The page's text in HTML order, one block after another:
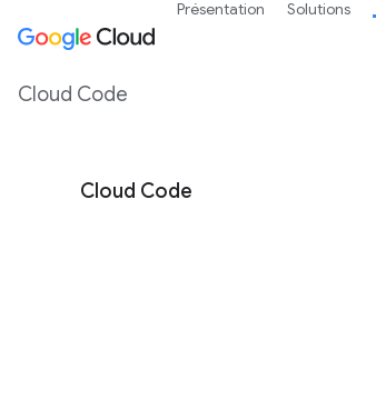
Cloud Code
Présentation Solutions
Cloud Code